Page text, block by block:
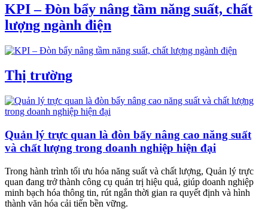
KPI – Đòn bẩy nâng tầm năng suất, chất
lượng ngành điện
Thị trường
Quản lý trực quan là đòn bẩy nâng cao năng suất
và chất lượng trong doanh nghiệp hiện đại
Trong hành trình tối ưu hóa năng suất và chất lượng, Quản lý trực
quan đang trở thành công cụ quản trị hiệu quả, giúp doanh nghiệp
minh bạch hóa thông tin, rút ngắn thời gian ra quyết định và hình
thành văn hóa cải tiến bền vững.